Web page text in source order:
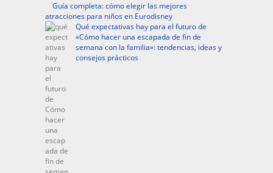
Guía completa: cómo elegir las mejores
atracciones para niños en Eurodisney
Qué expectativas hay para el futuro de
«Cómo hacer una escapada de fin de
semana con la familia»: tendencias, ideas y
consejos prácticos